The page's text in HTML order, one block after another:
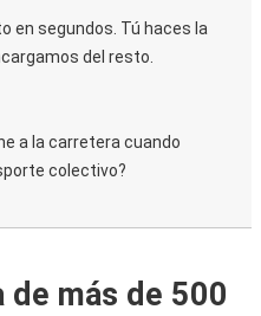
en segundos. Tú haces la
del resto.
a la carretera cuando
colectivo?
de más de 500